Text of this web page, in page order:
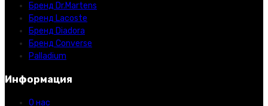
Бренд Dr.Martens
Бренд Lacoste
Бренд Diadora
Бренд Converse
Palladium
Информация
О нас